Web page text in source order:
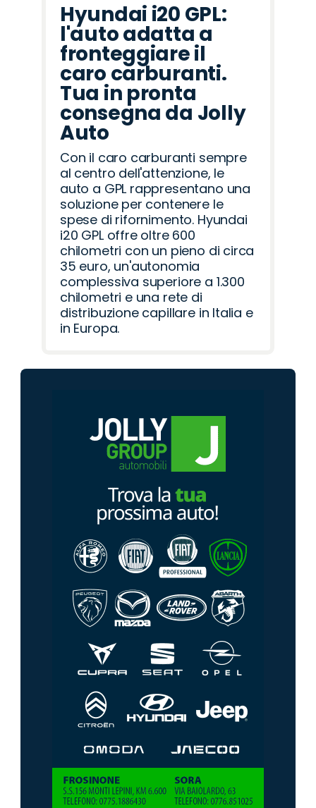
Hyundai i20 GPL:
l'auto adatta a
fronteggiare il
caro carburanti.
Tua in pronta
consegna da Jolly
Auto
Con il caro carburanti sempre
al centro dell'attenzione, le
auto a GPL rappresentano una
soluzione per contenere le
spese di rifornimento. Hyundai
i20 GPL offre oltre 600
chilometri con un pieno di circa
35 euro, un'autonomia
complessiva superiore a 1.300
chilometri e una rete di
distribuzione capillare in Italia e
in Europa.